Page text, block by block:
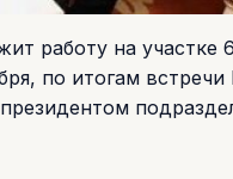
работу на участке 6
по итогам